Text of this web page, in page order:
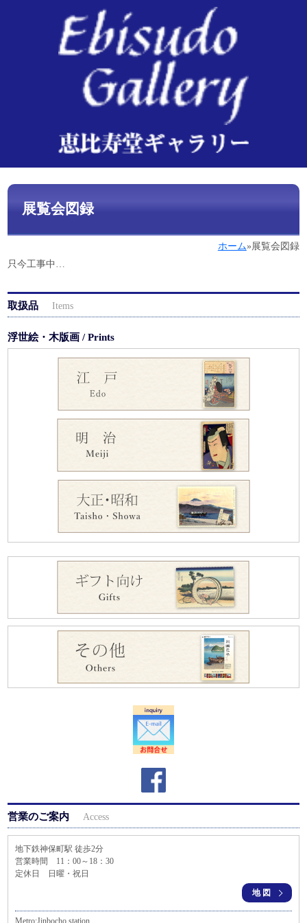
展覧会図録
ホーム» 展覧会図録
只今工事中…
取扱品 Items
浮世絵・木版画 / Prints
営業のご案内 Access
地下鉄神保町駅 徒歩2分
営業時間 11：00～18：30
定休日 日曜・祝日
地図